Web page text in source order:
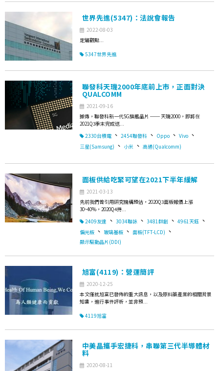
世界先進(5347)：法說會報告
2022-08-03
定錨觀點...
5347世界先進
聯發科天璣2000年底前上市，正面對決
QUALCOMM
2021-09-16
據傳，聯發科新一代5G旗艦晶片 ── 天璣2000，即將在
2021Q3季末完成送...
2330台積電 、 2454聯發科 、 Oppo 、 Vivo 、
三星(Samsung) 、 小米 、 高通(Qualcomm)
面板供給吃緊可望在2021下半年緩解
2021-03-13
先前我們曾引用研究機構預估，2020Q3面板報價上漲
30~40%，2020Q4持...
2409友達 、 3034聯詠 、 3481群創 、 4961天鈺 、
偏光板 、 玻璃基板 、 面板(TFT-LCD) 、
顯示驅動晶片(DDI)
旭富(4119)：營運簡評
2020-12-25
本文僅就旭富已發佈的重大訊息，以及原料藥產業的相關背景
知識，進行事件評析，並非預...
4119旭富
中美晶攜手宏捷科，串聯第三代半導體材
料
2020-08-11